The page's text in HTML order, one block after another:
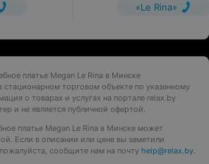
«Le Rina»
платье Megan Le Rina в Минске
стационарном торговом объекте по указанному
о товарах и услугах на портале relax.by
и не является публичной офертой.
платье Megan Le Rina в Минске может
Если в описании или цене вы заметили
сообщите нам на почту help@relax.by.